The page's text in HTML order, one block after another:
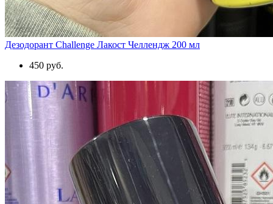
Дезодорант Challenge Лакост Челлендж 200 мл
450 руб.